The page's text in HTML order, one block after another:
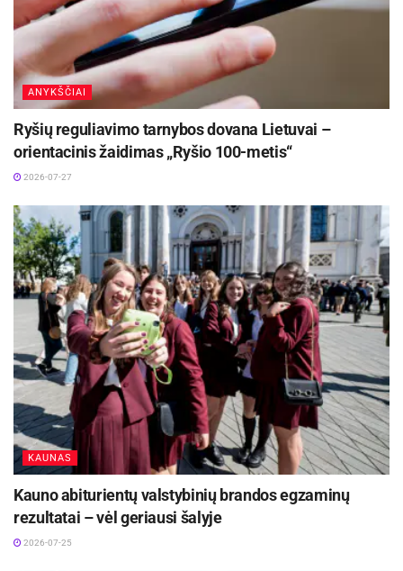
,,Statybininkai iš Svėdasų“ ( tiltas svėrė 326,1 g),
o nestokojančio humoro komandos „Pašalpiniai
statybininkai“ tiltas svėrė 311,2 g.
Nacionalinio mokinių čempionato „Makaronų
tiltai 2022“ atrankinį (rajono) turą organizavo
Vlada Dovydėnienė, Troškūnų Kazio Inčiūros
talkino dr. Gintautas Ambrasas, VGTU Statybos
valdymo ir nekilnojamo turto katedros docentas.
Dėkojame mokyklų komandoms aktyviai
dalyvavusioms čempionate.
ANYKŠČIAI
Ryšių reguliavimo tarnybos dovana Lietuvai –
orientacinis žaidimas „Ryšio 100-metis“
2026-07-27
KAUNAS
Kauno abiturientų valstybinių brandos egzaminų
rezultatai – vėl geriausi šalyje
2026-07-25